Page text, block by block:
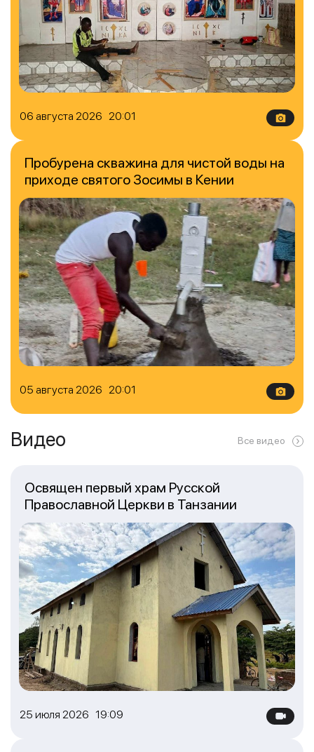
06 августа 2026 20:01
05 августа 2026 20:01
Пробурена скважина для чистой воды на
приходе святого Зосимы в Кении
Видео Все видео
25 июля 2026 19:09
Освящен первый храм Русской
Православной Церкви в Танзании